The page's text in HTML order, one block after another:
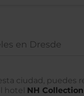
en Dresde
ciudad, puedes
hotel NH